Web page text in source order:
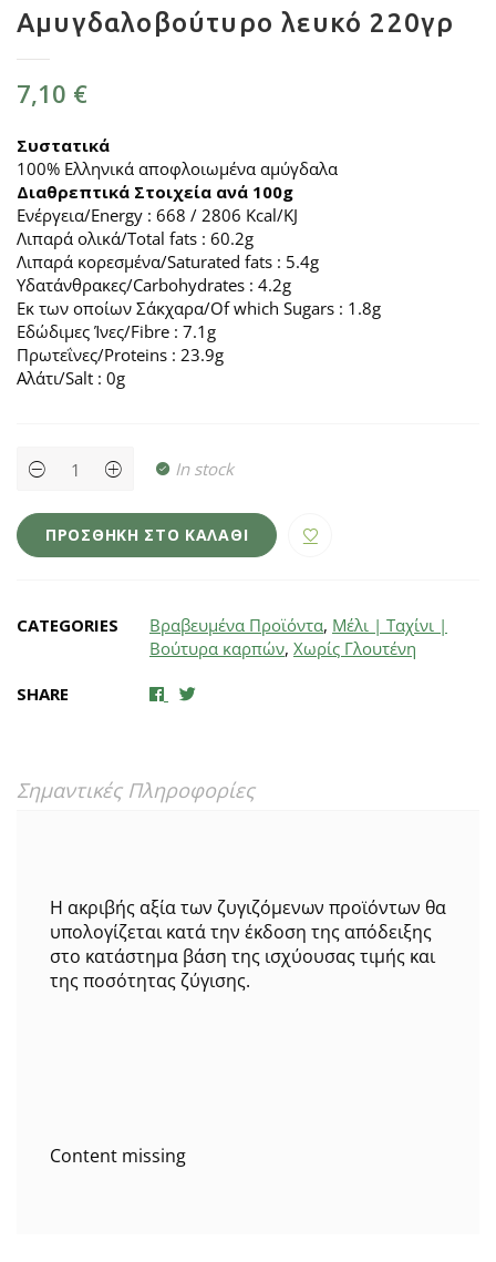
Αμυγδαλοβούτυρο λευκό 220γρ
7,10 €
Συστατικά
100% Ελληνικά αποφλοιωμένα αμύγδαλα
Διαθρεπτικά Στοιχεία ανά 100g
Ενέργεια/Energy : 668 / 2806 Kcal/KJ
Λιπαρά ολικά/Total fats : 60.2g
Λιπαρά κορεσμένα/Saturated fats : 5.4g
Υδατάνθρακες/Carbohydrates : 4.2g
Εκ των οπoίων Σάκχαρα/Of which Sugars : 1.8g
Εδώδιμες Ίνες/Fibre : 7.1g
Πρωτεΐνες/Proteins : 23.9g
Αλάτι/Salt : 0g
Kalimera
Goods
λευκό
220γρ
quantity
In stock
ΠΡΟΣΘΉΚΗ ΣΤΟ ΚΑΛΆΘΙ
CATEGORIES Βραβευμένα Προϊόντα, Μέλι | Ταχίνι |
Βούτυρα καρπών, Χωρίς Γλουτένη
SHARE
Σημαντικές Πληροφορίες
Η ακριβής αξία των ζυγιζόμενων προϊόντων θα
υπολογίζεται κατά την έκδοση της απόδειξης
στο κατάστημα βάση της ισχύουσας τιμής και
της ποσότητας ζύγισης.
Content missing